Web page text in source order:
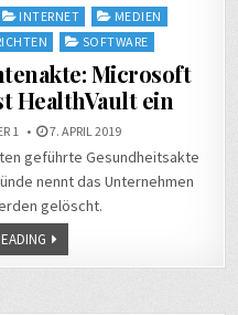
INTERNET
MEDIEN
SOFTWARE
Microsoft
HealthVault ein
1 7. APRIL 2019
geführte Gesundheitsakte
nennt das Unternehmen
gelöscht.